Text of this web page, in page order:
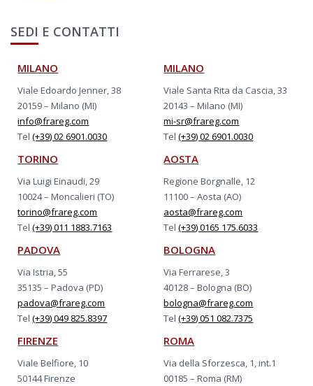
SEDI E CONTATTI
MILANO
Viale Edoardo Jenner, 38
20159 – Milano (MI)
info@frareg.com
Tel(+39) 02 6901.0030
MILANO
Viale Santa Rita da Cascia, 33
20143 – Milano (MI)
mi-sr@frareg.com
Tel(+39) 02 6901.0030
TORINO
Via Luigi Einaudi, 29
10024 – Moncalieri (TO)
torino@frareg.com
Tel(+39) 011 1883.7163
AOSTA
Regione Borgnalle, 12
11100 – Aosta (AO)
aosta@frareg.com
Tel(+39) 0165 175.6033
PADOVA
Via Istria, 55
35135 – Padova (PD)
padova@frareg.com
Tel(+39) 049 825.8397
BOLOGNA
Via Ferrarese, 3
40128 – Bologna (BO)
bologna@frareg.com
Tel(+39) 051 082.7375
FIRENZE
Viale Belfiore, 10
50144 Firenze
ROMA
Via della Sforzesca, 1, int.1
00185 – Roma (RM)